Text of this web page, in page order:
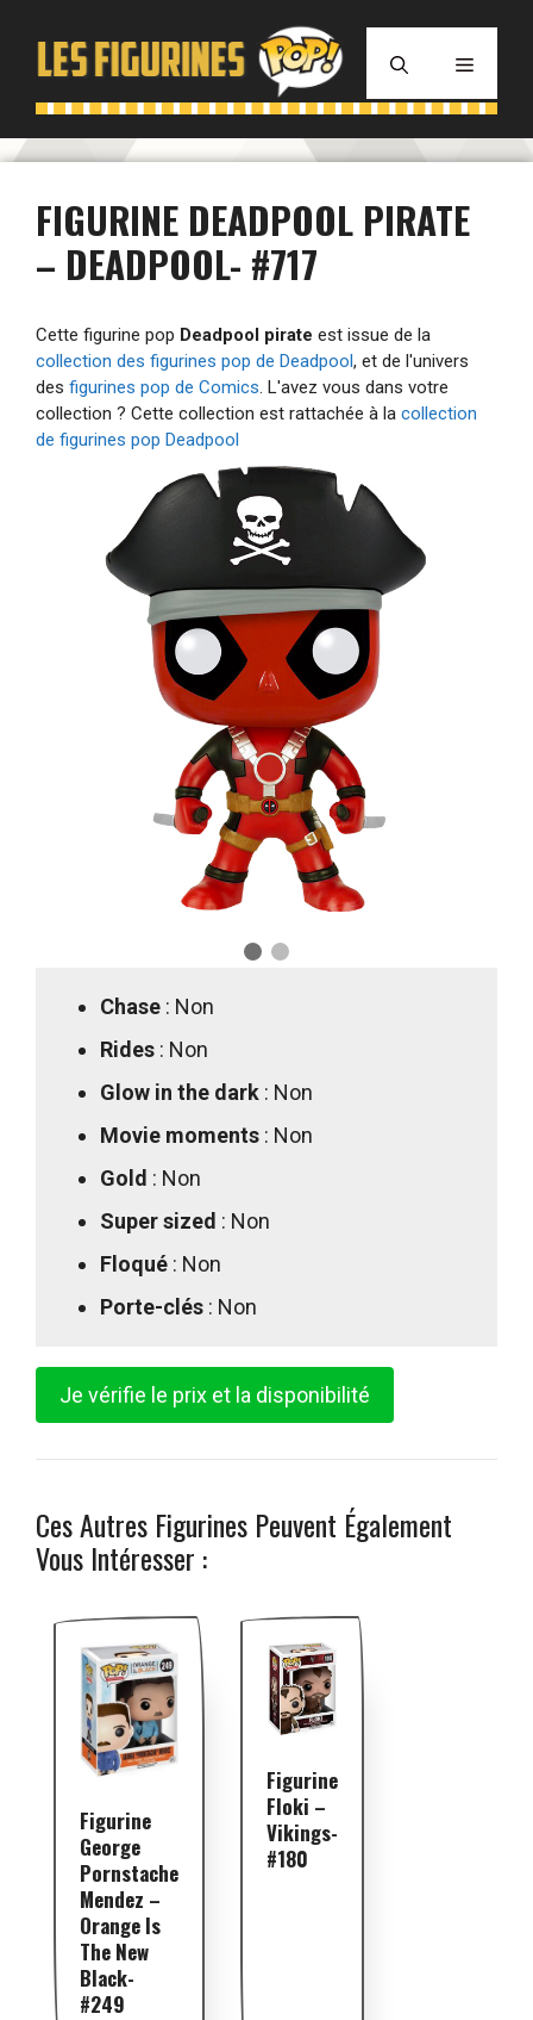
contenu
MENU
FIGURINE DEADPOOL PIRATE
– DEADPOOL- #717
Cette figurine pop Deadpool pirate est issue de la
collection des figurines pop de Deadpool, et de l'univers
des figurines pop de Comics. L'avez vous dans votre
collection ? Cette collection est rattachée à la collection
de figurines pop Deadpool
Chase : Non
Rides : Non
Glow in the dark : Non
Movie moments : Non
Gold : Non
Super sized : Non
Floqué : Non
Porte-clés : Non
Je vérifie le prix et la disponibilité
Ces Autres Figurines Peuvent Également
Vous Intéresser :
Figurine
George
Pornstache
Mendez –
Orange Is
The New
Black-
#249
Figurine
Floki –
Vikings-
#180